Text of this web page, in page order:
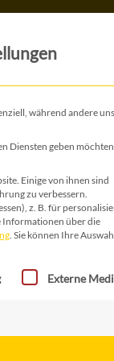
während andere
Diensten geben
Einige von ihnen sind
zu verbessern.
z. B. für
Informationen über die
. Sie können Ihre
erteilt
Externe